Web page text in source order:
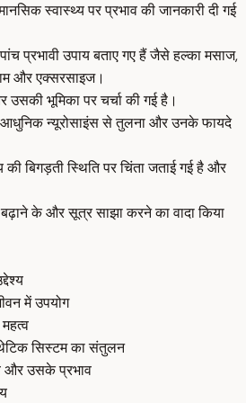
स्वास्थ्य पर प्रभाव की जानकारी दी गई
प्रभावी उपाय बताए गए हैं जैसे हल्का मसाज,
और एक्सरसाइज।
उसकी भूमिका पर चर्चा की गई है।
आधुनिक न्यूरोसाइंस से तुलना और उनके फायदे
बिगड़ती स्थिति पर चिंता जताई गई है और
के और सूत्र साझा करने का वादा किया
में उपयोग
सिस्टम का संतुलन
और उसके प्रभाव